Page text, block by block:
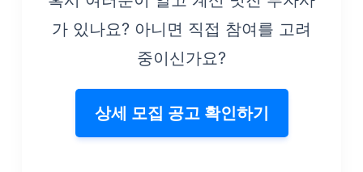
가 있나요? 아니면 직접 참여를 고려
중이신가요?
상세 모집 공고 확인하기